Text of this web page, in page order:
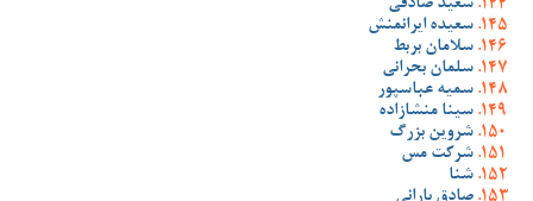
سعید صادقی
سعیده ایرانمنش
سلامان بربط
سلمان بحرانی
سمیه عباسپور
سینا منشازاده
شروین بزرگ
شرکت مس
شنا